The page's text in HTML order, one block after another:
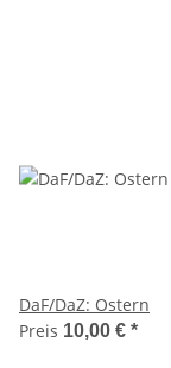
DaF/DaZ: Ostern
Preis 10,00 € *